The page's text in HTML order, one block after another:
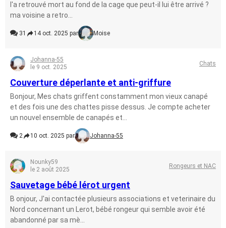
l'a retrouvé mort au fond de la cage que peut-il lui être arrivé ?
ma voisine a retro...
31 14 oct. 2025 par Moise
Johanna-55
le 9 oct. 2025
Chats
Couverture déperlante et anti-griffure
Bonjour, Mes chats griffent constamment mon vieux canapé
et des fois une des chattes pisse dessus. Je compte acheter
un nouvel ensemble de canapés et...
2 10 oct. 2025 par Johanna-55
Nounky59
le 2 août 2025
Rongeurs et NAC
Sauvetage bébé lérot urgent
B onjour, J'ai contactée plusieurs associations et veterinaire du
Nord concernant un Lerot, bébé rongeur qui semble avoir été
abandonné par sa mè...